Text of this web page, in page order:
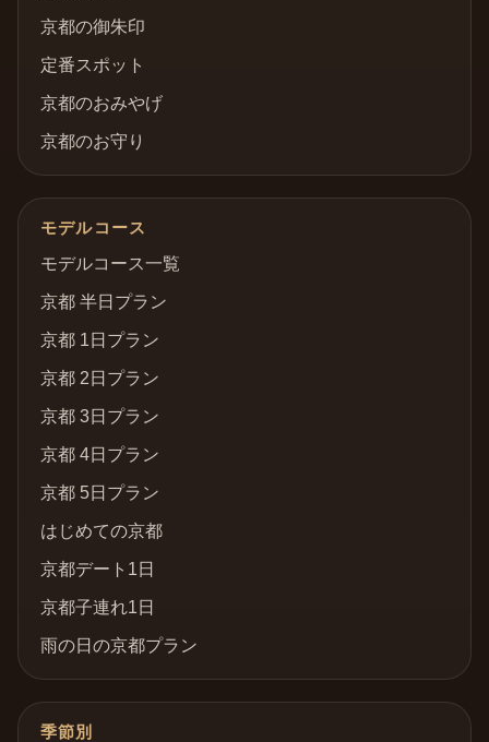
京都の御朱印
定番スポット
京都のおみやげ
京都のお守り
モデルコース
モデルコース一覧
京都 半日プラン
京都 1日プラン
京都 2日プラン
京都 3日プラン
京都 4日プラン
京都 5日プラン
はじめての京都
京都デート1日
京都子連れ1日
雨の日の京都プラン
季節別